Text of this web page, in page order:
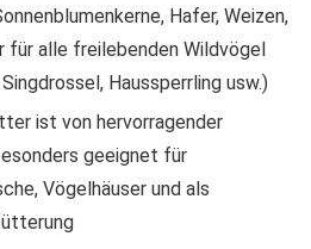
Hafer, Weizen,
für alle freilebenden Wildvögel
Haussperrling usw.)
ist von hervorragender
geeignet für
Vögelhäuser und als